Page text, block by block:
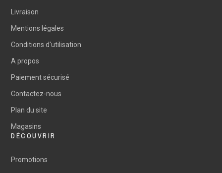
Livraison
Mentions légales
Conditions d'utilisation
A propos
Paiement sécurisé
Contactez-nous
Plan du site
Magasins
DÉCOUVRIR
Promotions